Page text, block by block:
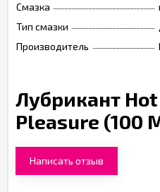
Смазка
Тип смазки
Производитель
Лубрикант
Pleasure (100
Написать отзыв